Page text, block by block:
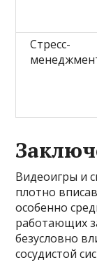
Стресс-
Видеоигры и
плотно
особенно
работающих
безусловно
сосудистой